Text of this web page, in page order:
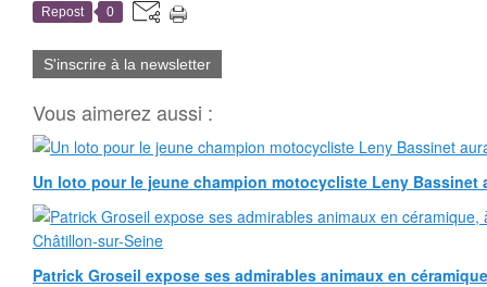
Repost 0
S'inscrire à la newsletter
Vous aimerez aussi :
Un loto pour le jeune champion motocycliste Leny Bassinet
Patrick Groseil expose ses admirables animaux en